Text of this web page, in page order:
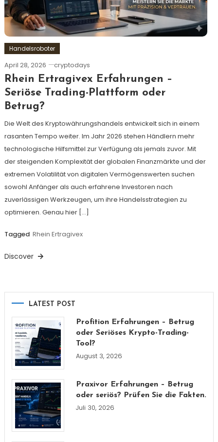
Handelsroboter
April 28, 2026 cryptodays
Rhein Ertragivex Erfahrungen –
Seriöse Trading-Plattform oder
Betrug?
Die Welt des Kryptowährungshandels entwickelt sich in einem
rasanten Tempo weiter. Im Jahr 2026 stehen Händlern mehr
technologische Hilfsmittel zur Verfügung als jemals zuvor. Mit
der steigenden Komplexität der globalen Finanzmärkte und der
extremen Volatilität von digitalen Vermögenswerten suchen
sowohl Anfänger als auch erfahrene Investoren nach
zuverlässigen Werkzeugen, um ihre Handelsstrategien zu
optimieren. Genau hier […]
Tagged Rhein Ertragivex
Discover
LATEST POST
Profition Erfahrungen – Betrug
oder Seriöses Krypto-Trading-
Tool?
August 3, 2026
Praxivor Erfahrungen – Betrug
oder seriös? Prüfen Sie die Fakten.
Juli 30, 2026